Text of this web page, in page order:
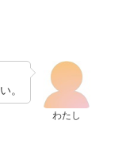
わたし
。